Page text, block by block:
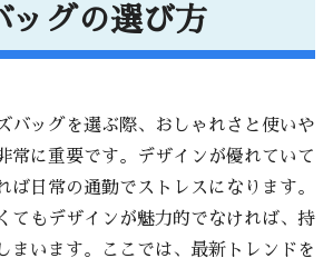
ッグの選び方
バッグを選ぶ際、おしゃれさと使いや
常に重要です。デザインが優れていて
ば日常の通勤でストレスになります。
てもデザインが魅力的でなければ、持
まいます。ここでは、最新トレンドを